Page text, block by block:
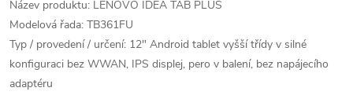
Název produktu: LENOVO IDEA TAB PLUS
Modelová řada: TB361FU
Typ / provedení / určení: 12" Android tablet vyšší třídy v silné
konfiguraci bez WWAN, IPS displej, pero v balení, bez napájecího
adaptéru